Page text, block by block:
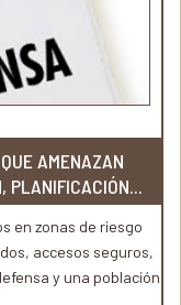
AMENAZAN
PLANIFICACIÓN...
en zonas de riesgo
accesos seguros,
y una población